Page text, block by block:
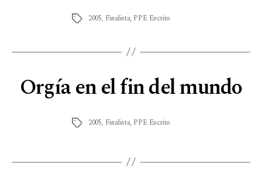
2005, Finalista, PPE Escrito
Orgía en el fin del mundo
2005, Finalista, PPE Escrito